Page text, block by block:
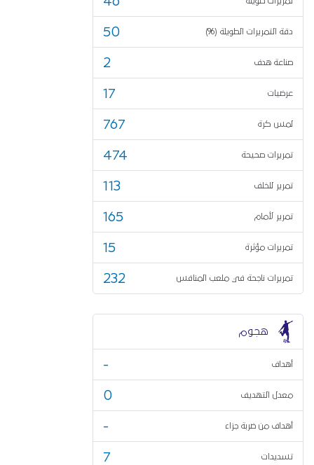
دقة التمريرات الطويلة (%) 50
صناعة هدف 2
عرضيات 17
لمس كرة 767
تمريرات صحيحة 474
تمرير للخلف 113
تمرير لأمام 165
تمريرات مؤثرة 15
تمريرات ناجحة في ملعب المنافس 232
هجوم
أهداف -
معدل التهديف 0
أهداف من ضربة جزاء -
تسديدات 7